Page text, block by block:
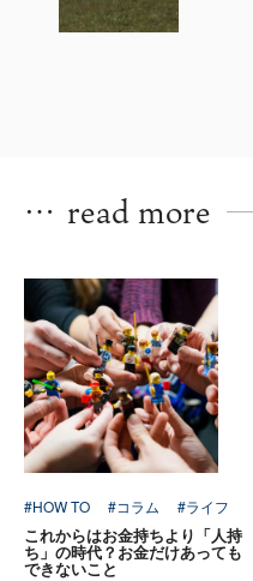
… read more
#HOW TO #コラム #ライフ
これからはお金持ちより「人持
ち」の時代？お金だけあっても
できないこと